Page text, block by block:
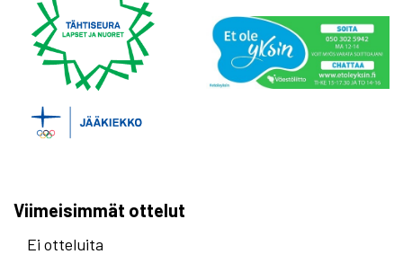
Viimeisimmät ottelut
Ei otteluita